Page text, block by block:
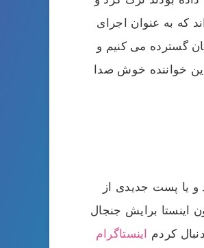
کوتاهه خواند که به عنوان اجرای
گسترده می کنیم و
خواننده خوش صدا
و یا پست جدیدی از
اینستا برایش جنجال
کردم
اینستاگرام